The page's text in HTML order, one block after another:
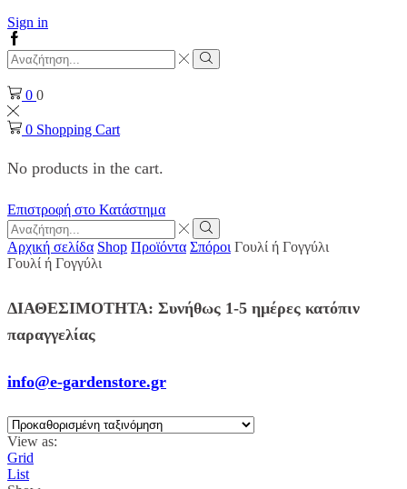
Sign in
Facebook
Search
input
Search
0 0
0 Shopping Cart
No products in the cart.
Επιστροφή στο Κατάστημα
Search
input
Search
Αρχική σελίδα Shop Προϊόντα Σπόροι Γουλί ή Γογγύλι
Γουλί ή Γογγύλι
ΔΙΑΘΕΣΙΜΟΤΗΤΑ: Συνήθως 1-5 ημέρες κατόπιν
παραγγελίας
info@e-gardenstore.gr
View as:
Grid
List